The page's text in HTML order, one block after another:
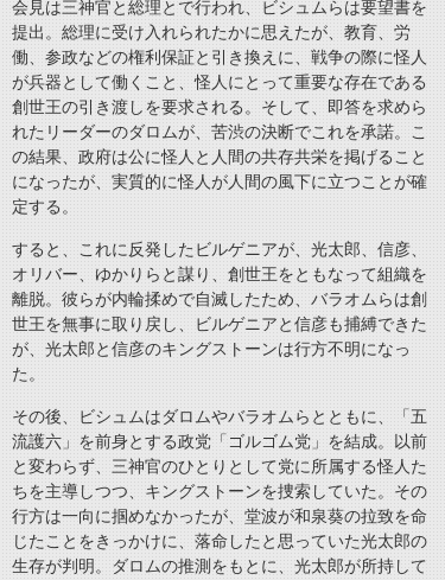
会見は三神官と総理とで行われ、ビシュムらは要望書を
提出。総理に受け入れられたかに思えたが、教育、労
働、参政などの権利保証と引き換えに、戦争の際に怪人
が兵器として働くこと、怪人にとって重要な存在である
創世王の引き渡しを要求される。そして、即答を求めら
れたリーダーのダロムが、苦渋の決断でこれを承諾。こ
の結果、政府は公に怪人と人間の共存共栄を掲げること
になったが、実質的に怪人が人間の風下に立つことが確
定する。
すると、これに反発したビルゲニアが、光太郎、信彦、
オリバー、ゆかりらと謀り、創世王をともなって組織を
離脱。彼らが内輪揉めで自滅したため、バラオムらは創
世王を無事に取り戻し、ビルゲニアと信彦も捕縛できた
が、光太郎と信彦のキングストーンは行方不明になっ
た。
その後、ビシュムはダロムやバラオムらとともに、「五
流護六」を前身とする政党「ゴルゴム党」を結成。以前
と変わらず、三神官のひとりとして党に所属する怪人た
ちを主導しつつ、キングストーンを捜索していた。その
行方は一向に掴めなかったが、堂波が和泉葵の拉致を命
じたことをきっかけに、落命したと思っていた光太郎の
生存が判明。ダロムの推測をもとに、光太郎が所持して